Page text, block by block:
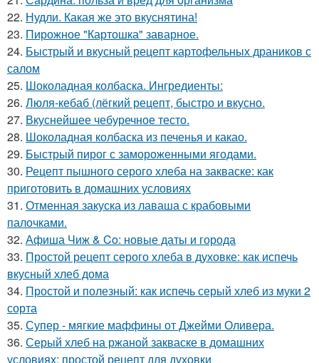
22. Нудли. Какая же это вкуснятина!
23. Пирожное "Картошка" заварное.
24. Быстрый и вкусный рецепт картофельных драников с
салом
25. Шоколадная колбаска. Ингредиенты:
26. Люля-кебаб (лёгкий рецепт, быстро и вкусно.
27. Вкуснейшее чебуречное тесто.
28. Шоколадная колбаска из печенья и какао.
29. Быстрый пирог с замороженными ягодами.
30. Рецепт пышного серого хлеба на закваске: как
приготовить в домашних условиях
31. Отменная закуска из лаваша с крабовыми
палочками.
32. Афиша Чиж & Co: новые даты и города
33. Простой рецепт серого хлеба в духовке: как испечь
вкусный хлеб дома
34. Простой и полезный: как испечь серый хлеб из муки 2
сорта
35. Супер - мягкие маффины от Джейми Оливера.
36. Серый хлеб на ржаной закваске в домашних
условиях: простой рецепт для духовки